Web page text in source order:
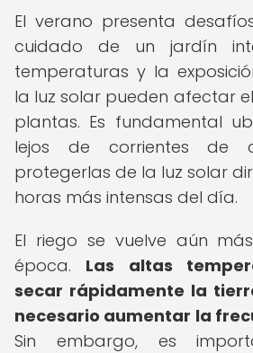
El verano presenta
cuidado de un jardín
temperaturas y la
la luz solar pueden afectar
plantas. Es fundamental
lejos de corrientes de
protegerlas de la luz solar
horas más intensas del día.
El riego se vuelve aún
época. Las altas
secar rápidamente la
necesario aumentar la
Sin embargo, es